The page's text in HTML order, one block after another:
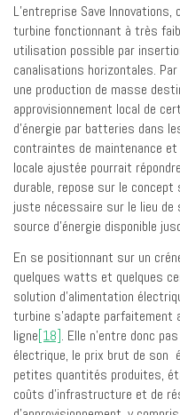
L’entreprise Save
turbine fonctionnant à très
utilisation possible par
canalisations horizontales.
une production de masse
approvisionnement local de
d’énergie par batteries dans
contraintes de maintenance
locale ajustée pourrait
durable, repose sur le concept
juste nécessaire sur le lieu de
source d’énergie disponible
En se positionnant sur un
quelques watts et quelques
solution d’alimentation
turbine s’adapte parfaitement
ligne[18]. Elle n’entre donc
électrique, le prix brut de son
petites quantités produites,
coûts d’infrastructure et de